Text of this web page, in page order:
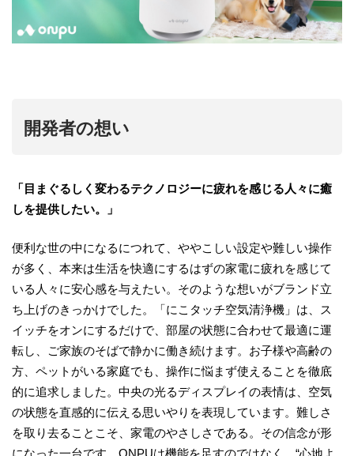
開発者の想い
「目まぐるしく変わるテクノロジーに疲れを感じる人々に癒
しを提供したい。」
便利な世の中になるにつれて、ややこしい設定や難しい操作
が多く、本来は生活を快適にするはずの家電に疲れを感じて
いる人々に安心感を与えたい。そのような想いがブランド立
ち上げのきっかけでした。「にこタッチ空気清浄機」は、ス
イッチをオンにするだけで、部屋の状態に合わせて最適に運
転し、ご家族のそばで静かに働き続けます。お子様や高齢の
方、ペットがいる家庭でも、操作に悩まず使えることを徹底
的に追求しました。中央の光るディスプレイの表情は、空気
の状態を直感的に伝える思いやりを表現しています。難しさ
を取り去ることこそ、家電のやさしさである。その信念が形
になった一台です。ONPUは機能を足すのではなく、“心地よ